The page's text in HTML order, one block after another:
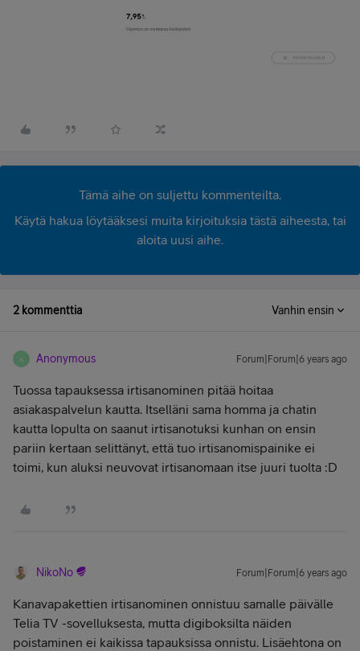
Tämä aihe on suljettu kommenteilta.
Käytä hakua löytääksesi muita kirjoituksia tästä aiheesta, tai
aloita uusi aihe.
2 kommenttia Vanhin ensin
A Anonymous Forum|Forum|6 years ago
Tuossa tapauksessa irtisanominen pitää hoitaa
asiakaspalvelun kautta. Itselläni sama homma ja chatin
kautta lopulta on saanut irtisanotuksi kunhan on ensin
pariin kertaan selittänyt, että tuo irtisanomispainike ei
toimi, kun aluksi neuvovat irtisanomaan itse juuri tuolta :D
NikoNo Forum|Forum|6 years ago
Kanavapakettien irtisanominen onnistuu samalle päivälle
Telia TV -sovelluksesta, mutta digiboksilta näiden
poistaminen ei kaikissa tapauksissa onnistu. Lisäehtona on